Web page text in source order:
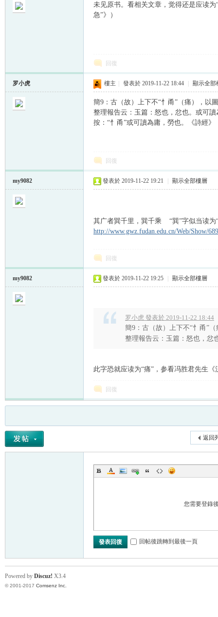
未见原书。看相关文章，觉得还是应读
急”》）
回復
罗小虎 樓主 發表於 2019-11-22 18:44 顯示全部
簡9：古（故）上下不“忄甬”（痛），以
整理報告云：玉篇：怒也，忿也。或可
按：“忄甬”或可讀為庸，勞也。《詩經》
回復
my9082 發表於 2019-11-22 19:21 顯示全部樓層
其广者巽千里，巽千乘 “巽”字似当读为
http://www.gwz.fudan.edu.cn/Web/Show/689
回復
my9082 發表於 2019-11-22 19:25 顯示全部樓層
罗小虎 發表於 2019-11-22 18:44
簡9：古（故）上下不“忄甬”
整理報告云：玉篇：怒也，忿
此字恐就应读为“痛”，参看冯胜君先生
回復
返回
您需要登錄
發表回復 回帖後跳轉到最後一頁
Powered by Discuz! X3.4
© 2001-2017 Comsenz Inc.